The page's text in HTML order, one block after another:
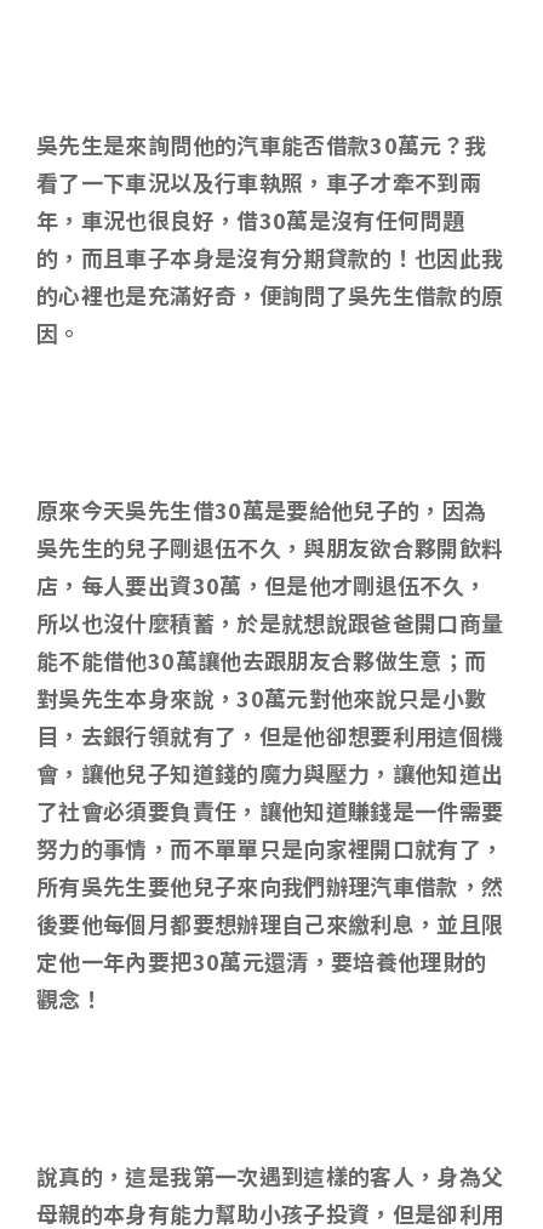
吳先生是來詢問他的汽車能否借款30萬元？我
看了一下車況以及行車執照，車子才牽不到兩
年，車況也很良好，借30萬是沒有任何問題
的，而且車子本身是沒有分期貸款的！也因此我
的心裡也是充滿好奇，便詢問了吳先生借款的原
因。
原來今天吳先生借30萬是要給他兒子的，因為
吳先生的兒子剛退伍不久，與朋友欲合夥開飲料
店，每人要出資30萬，但是他才剛退伍不久，
所以也沒什麼積蓄，於是就想說跟爸爸開口商量
能不能借他30萬讓他去跟朋友合夥做生意；而
對吳先生本身來說，30萬元對他來說只是小數
目，去銀行領就有了，但是他卻想要利用這個機
會，讓他兒子知道錢的魔力與壓力，讓他知道出
了社會必須要負責任，讓他知道賺錢是一件需要
努力的事情，而不單單只是向家裡開口就有了，
所有吳先生要他兒子來向我們辦理汽車借款，然
後要他每個月都要想辦理自己來繳利息，並且限
定他一年內要把30萬元還清，要培養他理財的
觀念！
說真的，這是我第一次遇到這樣的客人，身為父
母親的本身有能力幫助小孩子投資，但是卻利用